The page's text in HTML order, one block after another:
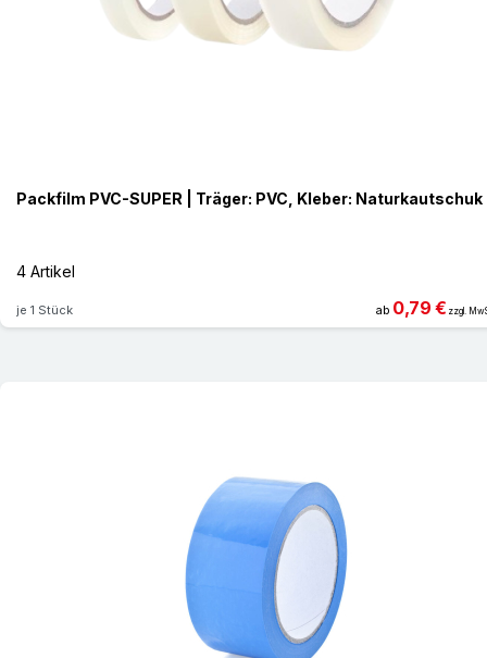
Packfilm PVC-SUPER | Träger: PVC, Kleber: Naturkautschuk
4 Artikel
je 1 Stück ab 0,79 € zzgl.